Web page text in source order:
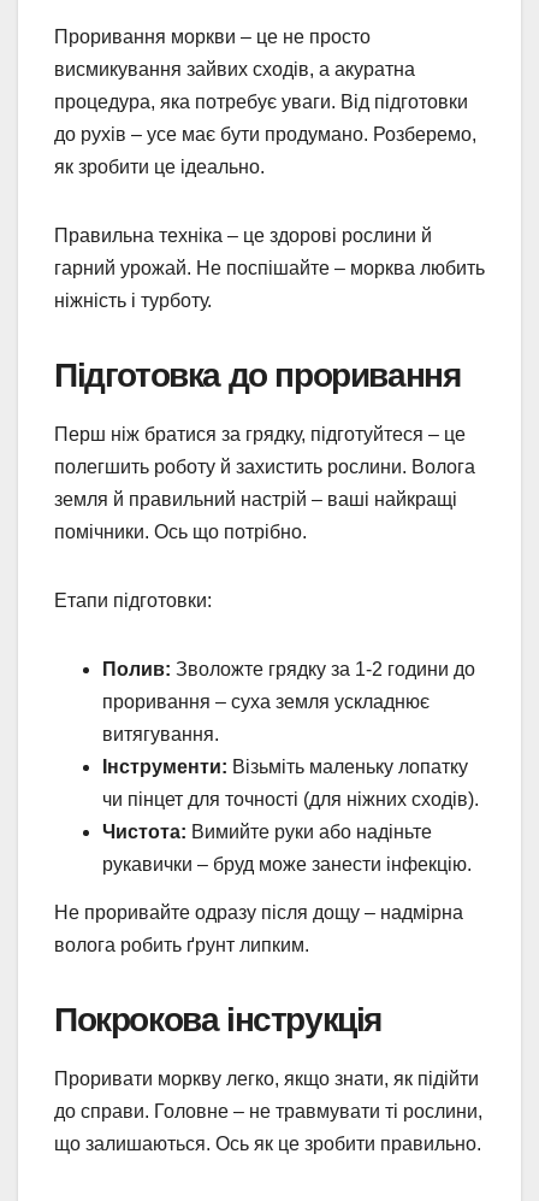
Проривання моркви – це не просто
висмикування зайвих сходів, а акуратна
процедура, яка потребує уваги. Від підготовки
до рухів – усе має бути продумано. Розберемо,
як зробити це ідеально.
Правильна техніка – це здорові рослини й
гарний урожай. Не поспішайте – морква любить
ніжність і турботу.
Підготовка до проривання
Перш ніж братися за грядку, підготуйтеся – це
полегшить роботу й захистить рослини. Волога
земля й правильний настрій – ваші найкращі
помічники. Ось що потрібно.
Етапи підготовки:
Полив: Зволожте грядку за 1-2 години до
проривання – суха земля ускладнює
витягування.
Інструменти: Візьміть маленьку лопатку
чи пінцет для точності (для ніжних сходів).
Чистота: Вимийте руки або надіньте
рукавички – бруд може занести інфекцію.
Не проривайте одразу після дощу – надмірна
волога робить ґрунт липким.
Покрокова інструкція
Проривати моркву легко, якщо знати, як підійти
до справи. Головне – не травмувати ті рослини,
що залишаються. Ось як це зробити правильно.